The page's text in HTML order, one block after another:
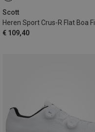
Scott
€ 109,40